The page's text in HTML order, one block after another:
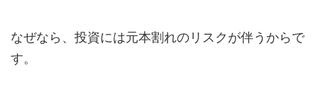
なぜなら、投資には元本割れのリスクが伴うからで
す。